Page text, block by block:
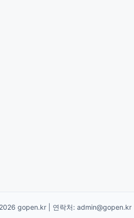
gopen.kr | 연락처: admin@gopen.kr|